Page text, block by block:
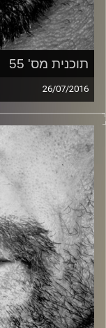
תוכנית מס' 55
26/07/2016
זיפים, מוזיקה
כל מה שחי, אמיתי
עם שמוליק רגב.
קרדיט תמונות: